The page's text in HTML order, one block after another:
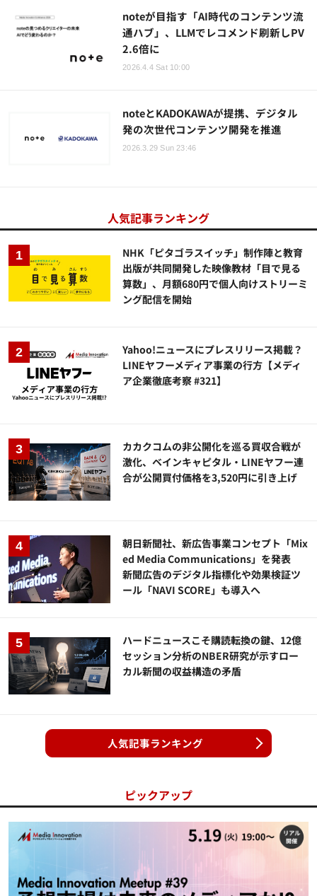
noteが目指す「AI時代のコンテンツ流
通ハブ」、LLMでレコメンド刷新しPV
2.6倍に
2026.4.4 Sat 10:00
noteとKADOKAWAが提携、デジタル
発の次世代コンテンツ開発を推進
2026.3.29 Sun 23:46
人気記事ランキング
NHK「ピタゴラスイッチ」制作陣と教育
出版が共同開発した映像教材「目で見る
算数」、月額680円で個人向けストリーミ
ング配信を開始
Yahoo!ニュースにプレスリリース掲載？
LINEヤフーメディア事業の行方【メディ
ア企業徹底考察 #321】
カカクコムの非公開化を巡る買収合戦が
激化、ベインキャピタル・LINEヤフー連
合が公開買付価格を3,520円に引き上げ
朝日新聞社、新広告事業コンセプト「Mix
ed Media Communications」を発表
新聞広告のデジタル指標化や効果検証ツ
ール「NAVI SCORE」も導入へ
ハードニュースこそ購読転換の鍵、12億
セッション分析のNBER研究が示すロー
カル新聞の収益構造の矛盾
人気記事ランキング
ピックアップ